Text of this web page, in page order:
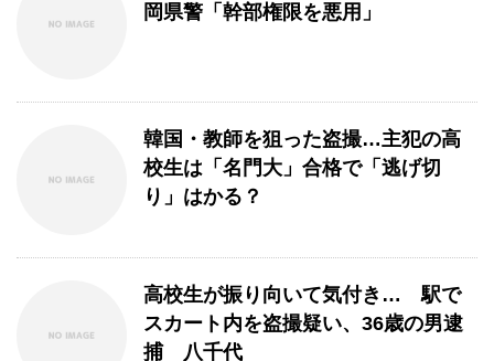
岡県警「幹部権限を悪用」
韓国・教師を狙った盗撮…主犯の高
校生は「名門大」合格で「逃げ切
り」はかる？
高校生が振り向いて気付き… 駅で
スカート内を盗撮疑い、36歳の男逮
捕 八千代